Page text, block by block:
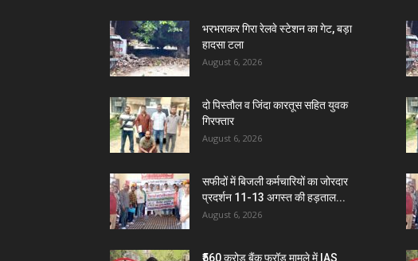
भरभराकर गिरा रेलवे स्टेशन का गेट, बड़ा
हादसा टला
August 6, 2026
दो पिस्तौल व जिंदा कारतूस सहित युवक
गिरफ्तार
August 6, 2026
सफीदों में बिजली कर्मचारियों का जोरदार
प्रदर्शन 11-13 अगस्त की हड़ताल...
August 6, 2026
₹560 करोड़ बैंक फ्रॉड मामले में IAS